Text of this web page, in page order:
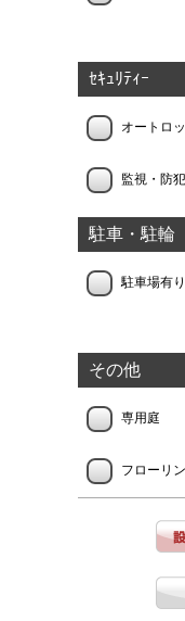
ｾｷｭﾘﾃｨｰ
オートロ
監視・防
駐車・駐輪
駐車場有り
その他
専用庭
フローリ